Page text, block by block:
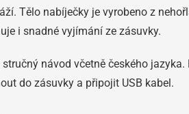
Tělo nabíječky je vyrobeno z
i snadné vyjímání ze zásuvky.
návod včetně českého
do zásuvky a připojit USB kabel.